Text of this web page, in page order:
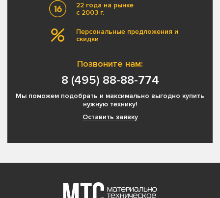
22 года на рынке
с 2003 г.
Персональные предложения и
скидки
Позвоните нам:
8 (495) 88-88-774
Мы поможем подобрать и максимально выгодно купить
нужную технику!
Оставить заявку